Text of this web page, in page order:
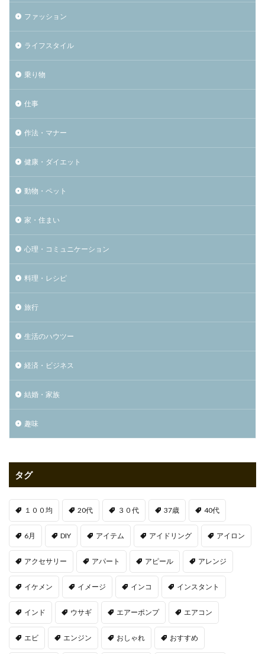
ファッション
ライフスタイル
乗り物
仕事
作法・マナー
健康・ダイエット
動物・ペット
家・住まい
心理・コミュニケーション
料理・レシピ
旅行
生活のハウツー
経済・ビジネス
結婚・家族
趣味
タグ
１００均 20代 ３０代 37歳 40代
6月 DIY アイテム アイドリング アイロン
アクセサリー アパート アピール アレンジ
イケメン イメージ インコ インスタント
インド ウサギ エアーポンプ エアコン
エビ エンジン おしゃれ おすすめ